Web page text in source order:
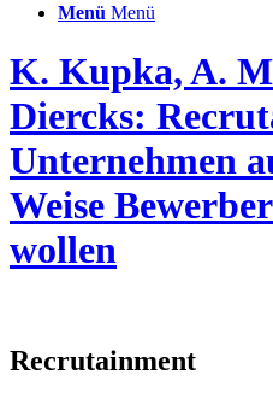
Menü Menü
K. Kupka, A.
Diercks:
Unternehmen
Weise
wollen
Recrutainment